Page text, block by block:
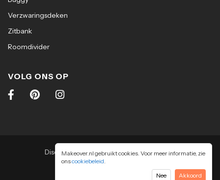
Makeover.nl gebruikt cookies. Voor meer informatie, zie
onscookiebeleid.
Nee
Akkoord
Verzwaringsdeken
Zitbank
Roomdivider
VOLG ONS OP
Disclaimer | Algemene voorwaarden |
Privacy & cookiebeleid